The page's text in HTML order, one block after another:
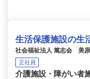
生活保護施設の生
社会福祉法人 篤志会 美
正社員
介護施設・障がい者